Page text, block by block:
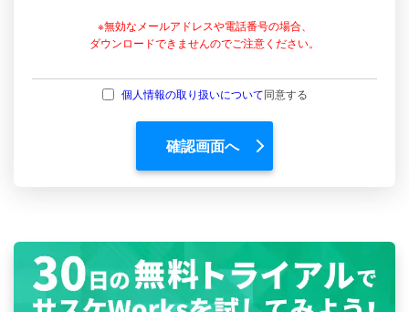
※無効なメールアドレスや電話番号の場合、
ダウンロードできませんのでご注意ください。
個人情報の取り扱いについて同意する